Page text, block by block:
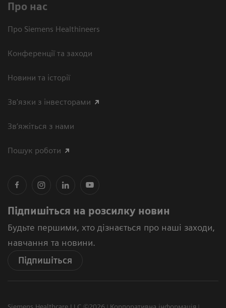
Про нас
Про Siemens Healthineers
Конференції та заходи
Новини та історії
Зв'язки з інвесторами
Зв’яжіться з нами
Пошук роботи
Підпишіться на розсилку новин
Будьте першими, хто дізнається про наші заходи,
навчання та новини.
Підпишіться